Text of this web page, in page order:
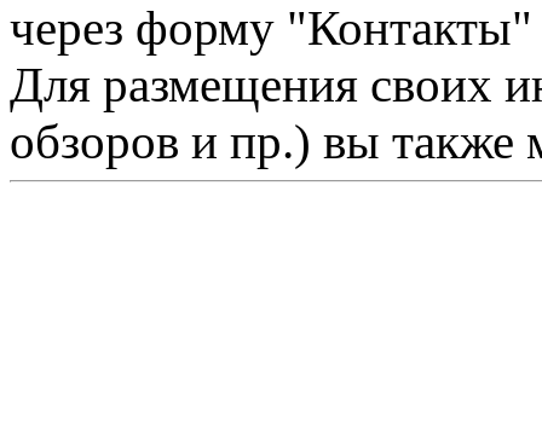
через форму "Контакты"
Для размещения своих
обзоров и пр.) вы также